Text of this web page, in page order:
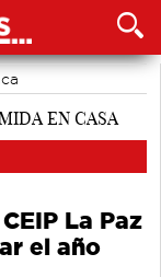
La Paz
el año